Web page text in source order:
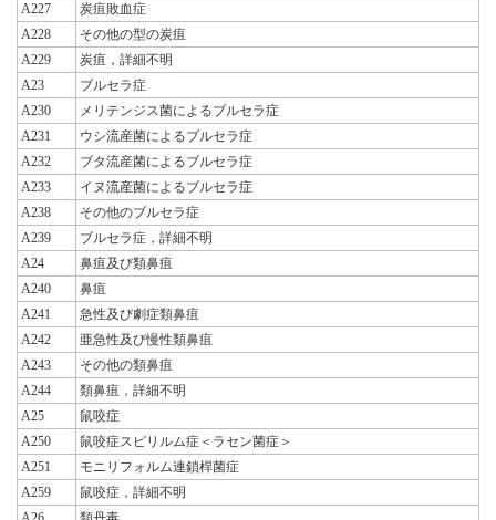
A227
炭疽敗血症
A228
その他の型の炭疽
A229
炭疽，詳細不明
A23
ブルセラ症
A230
メリテンジス菌によるブルセラ症
A231
ウシ流産菌によるブルセラ症
A232
ブタ流産菌によるブルセラ症
A233
イヌ流産菌によるブルセラ症
A238
その他のブルセラ症
A239
ブルセラ症，詳細不明
A24
鼻疽及び類鼻疽
A240
鼻疽
A241
急性及び劇症類鼻疽
A242
亜急性及び慢性類鼻疽
A243
その他の類鼻疽
A244
類鼻疽，詳細不明
A25
鼠咬症
A250
鼠咬症スピリルム症＜ラセン菌症＞
A251
モニリフォルム連鎖桿菌症
A259
鼠咬症，詳細不明